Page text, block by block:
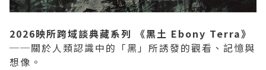
2019 奔‧月—劉國松
2026映所跨域談典藏系列 《黑土 Ebony Terra》
──關於人類認識中的「黑」所誘發的觀看、記憶與
想像。